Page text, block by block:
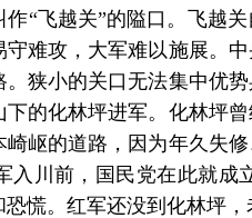
“飞越关”的隘口。飞越
难攻，大军难以施展。
狭小的关口无法集中优
的化林坪进军。化林坪
岖的道路，因为年久失
入川前，国民党在此就
慌。红军还没到化林坪，